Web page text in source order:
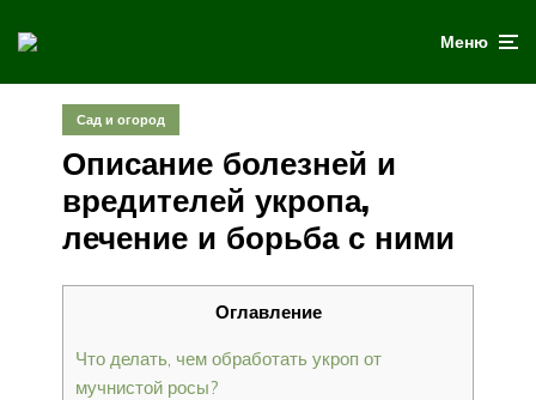
Меню
Сад и огород
Описание болезней и
вредителей укропа,
лечение и борьба с ними
Оглавление
Что делать, чем обработать укроп от
мучнистой росы?